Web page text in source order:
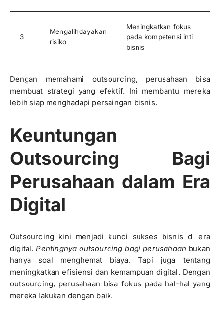
3
Mengalihdayakan
risiko
Meningkatkan fokus
pada kompetensi inti
bisnis
Dengan memahami outsourcing, perusahaan bisa
membuat strategi yang efektif. Ini membantu mereka
lebih siap menghadapi persaingan bisnis.
Keuntungan
Outsourcing Bagi
Perusahaan dalam Era
Digital
Outsourcing kini menjadi kunci sukses bisnis di era
digital.Pentingnya outsourcing bagi perusahaan bukan
hanya soal menghemat biaya. Tapi juga tentang
meningkatkan efisiensi dan kemampuan digital. Dengan
outsourcing, perusahaan bisa fokus pada hal-hal yang
mereka lakukan dengan baik.